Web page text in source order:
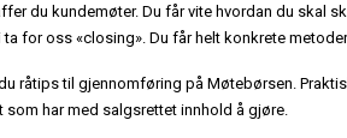
du kundemøter. Du får vite hvordan du skal
ta for oss «closing». Du får helt konkrete
råtips til gjennomføring på Møtebørsen.
som har med salgsrettet innhold å gjøre.